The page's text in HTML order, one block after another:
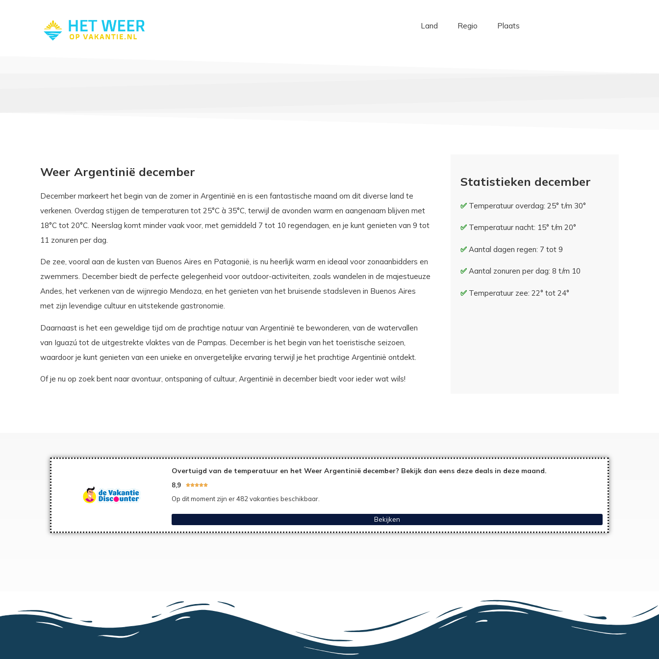
Land Regio Plaats
Weer Argentinië december
December markeert het begin van de zomer in Argentinië en is een fantastische maand om dit diverse land te
verkenen. Overdag stijgen de temperaturen tot 25°C à 35°C, terwijl de avonden warm en aangenaam blijven met
18°C tot 20°C. Neerslag komt minder vaak voor, met gemiddeld 7 tot 10 regendagen, en je kunt genieten van 9 tot
11 zonuren per dag.
De zee, vooral aan de kusten van Buenos Aires en Patagonië, is nu heerlijk warm en ideaal voor zonaanbidders en
zwemmers. December biedt de perfecte gelegenheid voor outdoor-activiteiten, zoals wandelen in de majestueuze
Andes, het verkenen van de wijnregio Mendoza, en het genieten van het bruisende stadsleven in Buenos Aires
met zijn levendige cultuur en uitstekende gastronomie.
Daarnaast is het een geweldige tijd om de prachtige natuur van Argentinië te bewonderen, van de watervallen
van Iguazú tot de uitgestrekte vlaktes van de Pampas. December is het begin van het toeristische seizoen,
waardoor je kunt genieten van een unieke en onvergetelijke ervaring terwijl je het prachtige Argentinië ontdekt.
Of je nu op zoek bent naar avontuur, ontspaning of cultuur, Argentinië in december biedt voor ieder wat wils!
Statistieken december
Temperatuur overdag: 25° t/m 30°
Temperatuur nacht: 15° t/m 20°
Aantal dagen regen: 7 tot 9
Aantal zonuren per dag: 8 t/m 10
Temperatuur zee: 22° tot 24°
Overtuigd van de temperatuur en het Weer Argentinië december? Bekijk dan eens deze deals in deze maand.
8,9 
Op dit moment zijn er 482 vakanties beschikbaar.
Bekijken